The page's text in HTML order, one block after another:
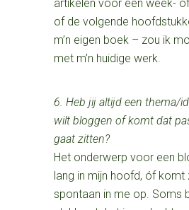
artikelen voor een week-
of de volgende
m’n eigen boek – zou ik
met m’n huidige werk.
6. Heb jij altijd een thema/
wilt bloggen of komt dat
gaat zitten?
Het onderwerp voor een
lang in mijn hoofd, óf
spontaan in me op. Soms